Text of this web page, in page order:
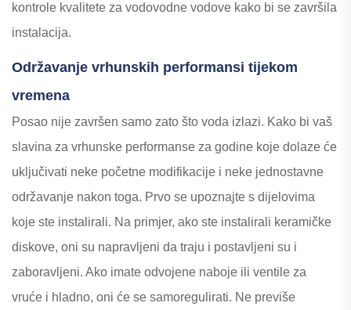
kontrole kvalitete za vodovodne vodove kako bi se završila
instalacija.
Održavanje vrhunskih performansi tijekom
vremena
Posao nije završen samo zato što voda izlazi. Kako bi vaš
slavina za vrhunske performanse za godine koje dolaze će
uključivati neke početne modifikacije i neke jednostavne
održavanje nakon toga. Prvo se upoznajte s dijelovima
koje ste instalirali. Na primjer, ako ste instalirali keramičke
diskove, oni su napravljeni da traju i postavljeni su i
zaboravljeni. Ako imate odvojene naboje ili ventile za
vruće i hladno, oni će se samoregulirati. Ne previše